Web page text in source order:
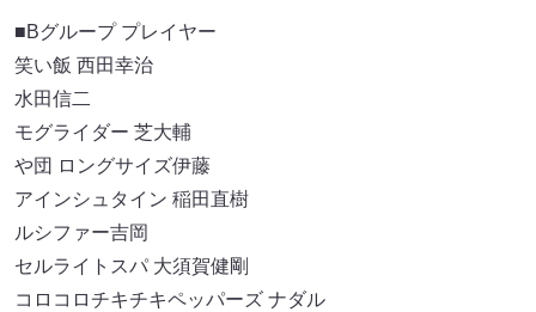
■Bグループ プレイヤー
笑い飯 西田幸治
水田信二
モグライダー 芝大輔
や団 ロングサイズ伊藤
アインシュタイン 稲田直樹
ルシファー吉岡
セルライトスパ 大須賀健剛
コロコロチキチキペッパーズ ナダル